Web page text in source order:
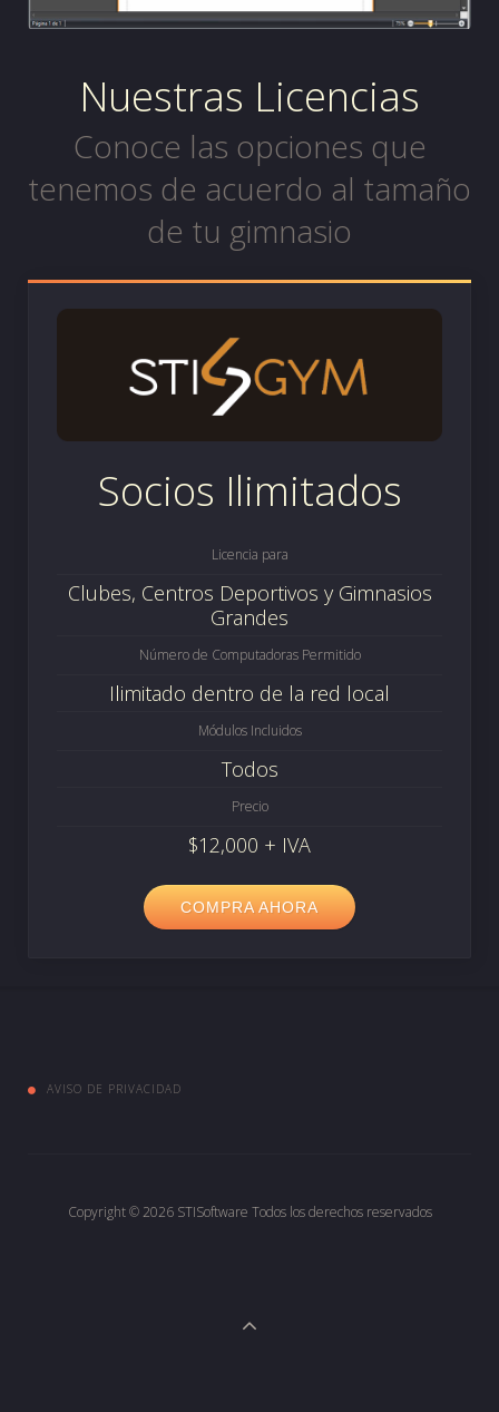
Nuestras Licencias
Conoce las opciones que
tenemos de acuerdo al tamaño
de tu gimnasio
Socios Ilimitados
Licencia para
Clubes, Centros Deportivos y Gimnasios
Grandes
Número de Computadoras Permitido
Ilimitado dentro de la red local
Módulos Incluidos
Todos
Precio
$12,000 + IVA
COMPRA AHORA
AVISO DE PRIVACIDAD
Copyright © 2026 STISoftware Todos los derechos reservados